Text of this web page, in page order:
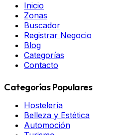
Inicio
Zonas
Buscador
Registrar Negocio
Blog
Categorías
Contacto
Categorías Populares
Hostelería
Belleza y Estética
Automoción